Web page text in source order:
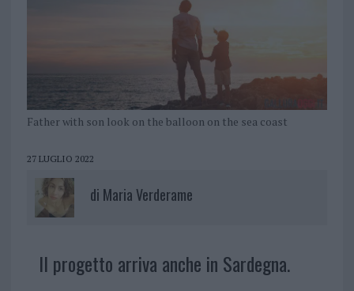
Father with son look on the balloon on the sea coast
27 LUGLIO 2022
di Maria Verderame
Il progetto arriva anche in Sardegna.